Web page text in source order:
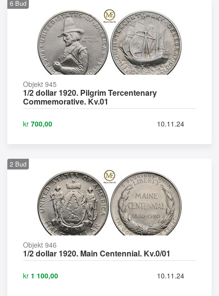
6 Bud
Objekt 945
1/2 dollar 1920. Pilgrim Tercentenary
Commemorative. Kv.01
kr 700,00 10.11.24
2 Bud
Objekt 946
1/2 dollar 1920. Main Centennial. Kv.0/01
kr 1 100,00 10.11.24